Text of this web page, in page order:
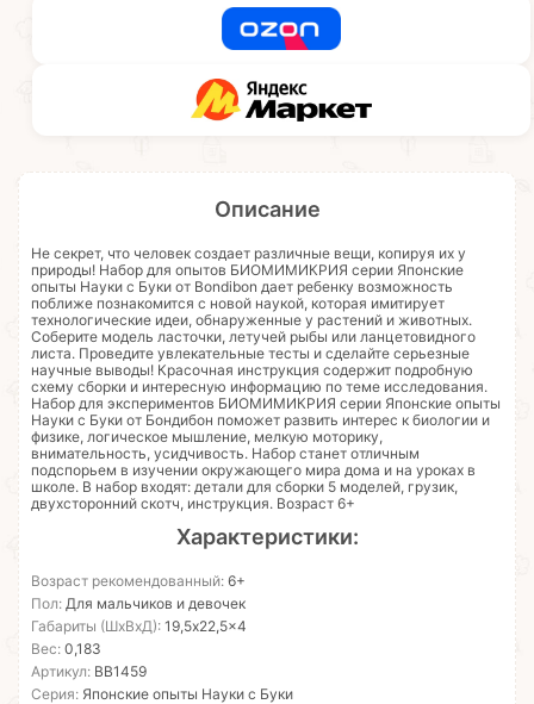
Описание
Не секрет, что человек создает различные вещи, копируя их у
природы! Набор для опытов БИОМИМИКРИЯ серии Японские
опыты Науки с Буки от Bondibon дает ребенку возможность
поближе познакомится с новой наукой, которая имитирует
технологические идеи, обнаруженные у растений и животных.
Соберите модель ласточки, летучей рыбы или ланцетовидного
листа. Проведите увлекательные тесты и сделайте серьезные
научные выводы! Красочная инструкция содержит подробную
схему сборки и интересную информацию по теме исследования.
Набор для экспериментов БИОМИМИКРИЯ серии Японские опыты
Науки с Буки от Бондибон поможет развить интерес к биологии и
физике, логическое мышление, мелкую моторику,
внимательность, усидчивость. Набор станет отличным
подспорьем в изучении окружающего мира дома и на уроках в
школе. В набор входят: детали для сборки 5 моделей, грузик,
двухсторонний скотч, инструкция. Возраст 6+
Характеристики:
Возраст рекомендованный: 6+
Пол: Для мальчиков и девочек
Габариты (ШхВхД): 19,5x22,5x4
Вес: 0,183
Артикул: ВВ1459
Серия: Японские опыты Науки с Буки